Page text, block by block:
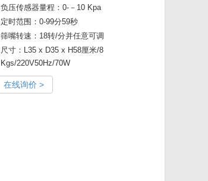
负压传感器量程：0-－10 Kpa
定时范围：0-99分59秒
筛嘴转速：18转/分并任意可调
尺寸：L35 x D35 x H58厘米/8
Kgs/220V50Hz/70W
在线询价 >